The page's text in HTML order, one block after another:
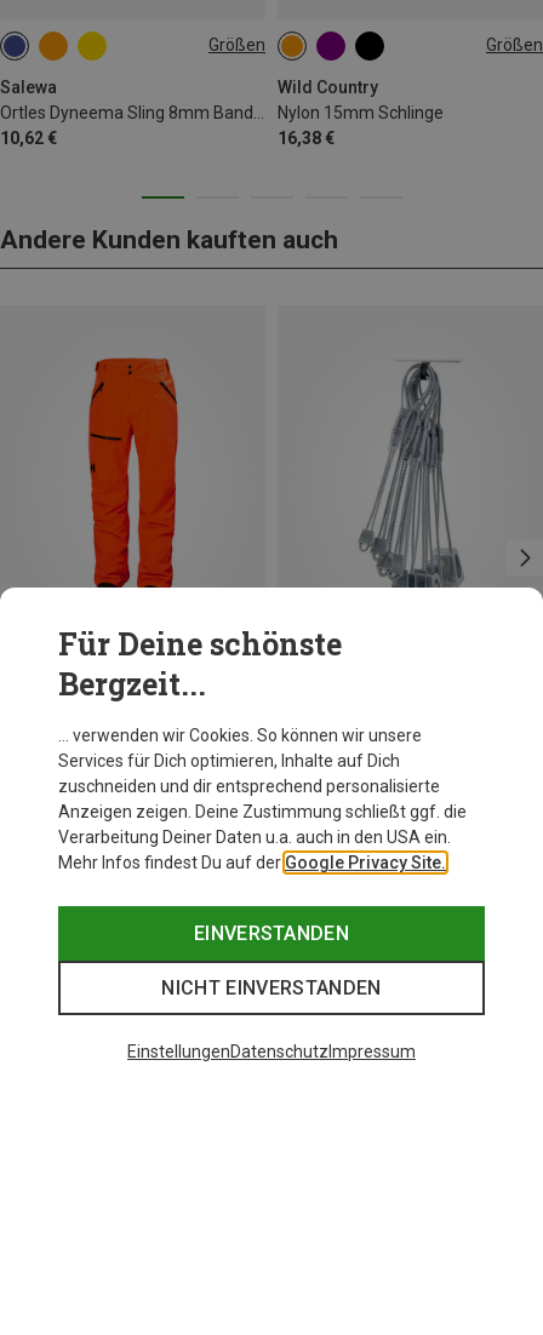
Größen
Salewa
10,62 €
30CM Größen
Wild Country
Nylon 15mm Schlinge
16,38 €
240CM
Andere Kunden kauften auch
Du sparst 10%
Für Deine schönste
Bergzeit...
… verwenden wir Cookies. So können wir unsere
Services für Dich optimieren, Inhalte auf Dich
zuschneiden und dir entsprechend personalisierte
Anzeigen zeigen. Deine Zustimmung schließt ggf. die
Verarbeitung Deiner Daten u.a. auch in den USA ein.
Mehr Infos findest Du auf der Google Privacy Site.
EINVERSTANDEN
NICHT EINVERSTANDEN
EinstellungenDatenschutz Impressum